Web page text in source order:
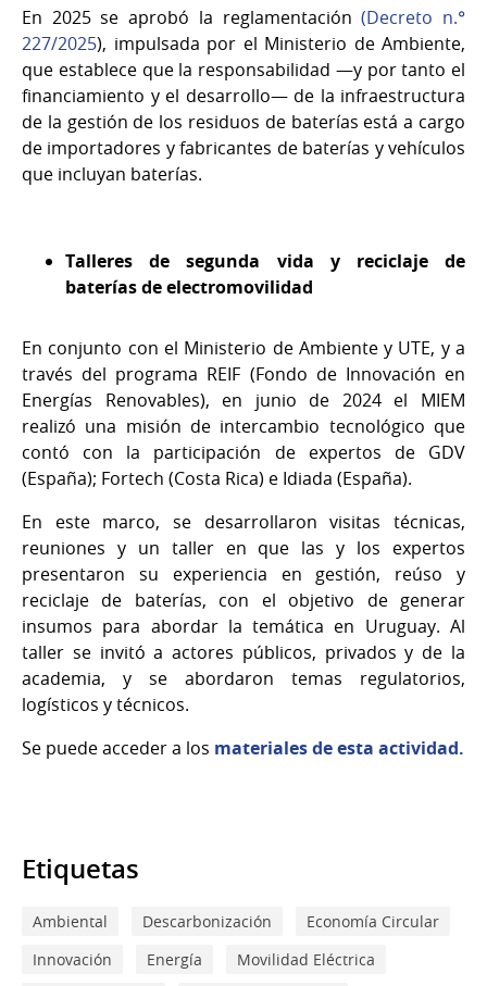
En 2025 se aprobó la reglamentación(Decreto n.°
227/2025), impulsada por el Ministerio de Ambiente,
que establece que la responsabilidad —y por tanto el
financiamiento y el desarrollo— de la infraestructura
de la gestión de los residuos de baterías está a cargo
de importadores y fabricantes de baterías y vehículos
que incluyan baterías.
Talleres de segunda vida y reciclaje de
baterías de electromovilidad
En conjunto con el Ministerio de Ambiente y UTE, y a
través del programa REIF (Fondo de Innovación en
Energías Renovables), en junio de 2024 el MIEM
realizó una misión de intercambio tecnológico que
contó con la participación de expertos de GDV
(España); Fortech (Costa Rica) e Idiada (España).
En este marco, se desarrollaron visitas técnicas,
reuniones y un taller en que las y los expertos
presentaron su experiencia en gestión, reúso y
reciclaje de baterías, con el objetivo de generar
insumos para abordar la temática en Uruguay. Al
taller se invitó a actores públicos, privados y de la
academia, y se abordaron temas regulatorios,
logísticos y técnicos.
Se puede acceder a los materiales de esta actividad.
Etiquetas
Ambiental Descarbonización
Economía Circular
Innovación
Energía
Movilidad Eléctrica